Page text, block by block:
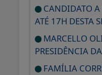
CANDIDATO A
ATÉ 17H DESTA
MARCELLO
PRESIDÊNCIA
FAMÍLIA